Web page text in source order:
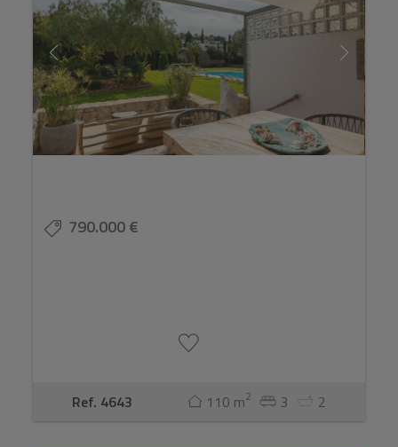
790.000 €
Ref. 4643 110 m2 3 2